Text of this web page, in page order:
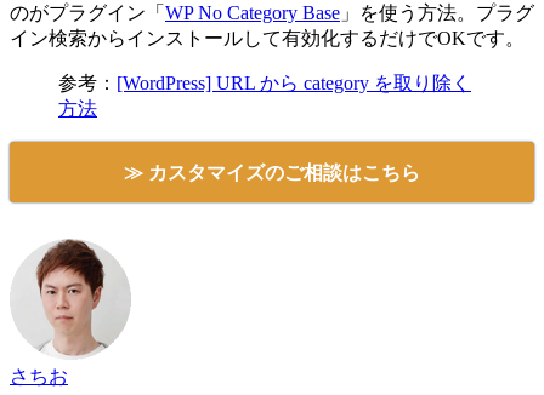
のがプラグイン「 WP No Category Base 」を使う方法。プラグ
イン検索からインストールして有効化するだけでOKです。
参考： [WordPress] URL から category を取り除く
方法
≫ カスタマイズのご相談はこちら
さちお